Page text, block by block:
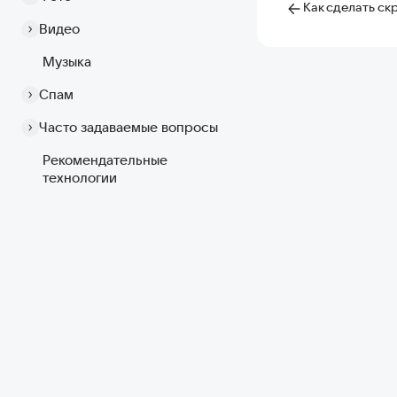
Видео
Музыка
Спам
Часто задаваемые вопросы
Рекомендательные
технологии
Как сделать